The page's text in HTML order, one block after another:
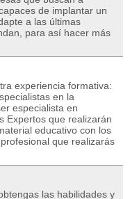
de implantar un
a las últimas
para así hacer más
experiencia formativa:
en la
especialista en
Expertos que realizarán
educativo con los
que realizarás
las habilidades y